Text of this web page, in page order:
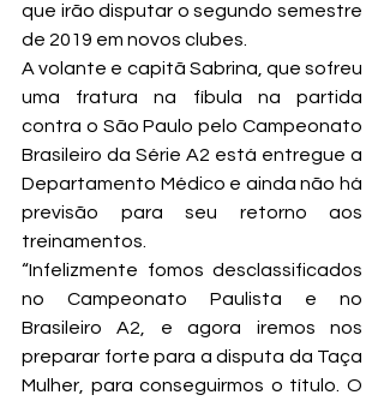
que irão disputar o segundo semestre
de 2019 em novos clubes.
A volante e capitã Sabrina, que sofreu
uma fratura na fíbula na partida
contra o São Paulo pelo Campeonato
Brasileiro da Série A2 está entregue a
Departamento Médico e ainda não há
previsão para seu retorno aos
treinamentos.
“Infelizmente fomos desclassificados
no Campeonato Paulista e no
Brasileiro A2, e agora iremos nos
preparar forte para a disputa da Taça
Mulher, para conseguirmos o título. O